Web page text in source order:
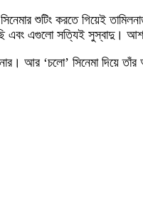
শুটিং করতে গিয়েই
এবং এগুলো সত্যিই সুস্বাদু।
আর ‘চলো’ সিনেমা দিয়ে